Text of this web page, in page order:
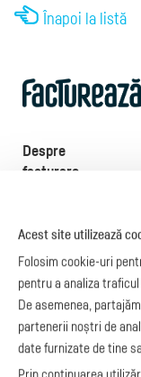
Înapoi la listă
Despre
facturare
Exemple de facturi
Model factură
Manual de
facturare
Legislaţie facturi
Facturare online
blog.factureaza.ro
Acest site utilizează
Folosim cookie-uri
pentru a analiza
De asemenea,
partenerii noștri de
date furnizate de tine
Prin continuarea